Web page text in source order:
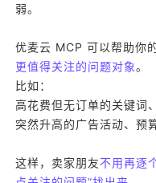
弱。
优麦云 MCP 可以帮助你
更值得关注的问题对象。
比如：
高花费但无订单的关键词
突然升高的广告活动、预
这样，卖家朋友不用再逐